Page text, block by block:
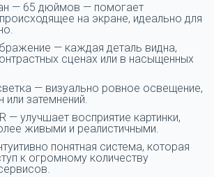
— 65 дюймов — помогает
на экране, идеально для
— каждая деталь видна,
сценах или в насыщенных
— визуально ровное освещение,
или затемнений.
— улучшает восприятие картинки,
живыми и реалистичными.
понятная система, которая
к огромному количеству